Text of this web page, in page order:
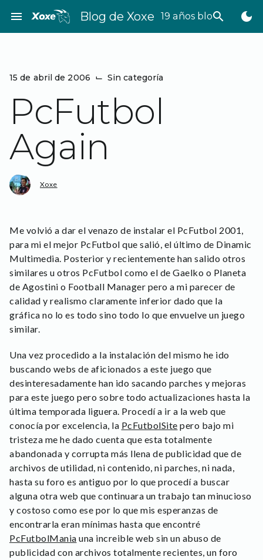
contenido
menu Blog de Xoxe 19 años bloggeando
search dark_mode
15 de abril de 2006 ⌙ Sin categoría
PcFutbol
Again
Xoxe
Me volvió a dar el venazo de instalar el PcFutbol 2001,
para mi el mejor PcFutbol que salió, el último de Dinamic
Multimedia. Posterior y recientemente han salido otros
similares u otros PcFutbol como el de Gaelko o Planeta
de Agostini o Football Manager pero a mi parecer de
calidad y realismo claramente inferior dado que la
gráfica no lo es todo sino todo lo que envuelve un juego
similar.
Una vez procedido a la instalación del mismo he ido
buscando webs de aficionados a este juego que
desinteresadamente han ido sacando parches y mejoras
para este juego pero sobre todo actualizaciones hasta la
última temporada liguera. Procedí a ir a la web que
conocía por excelencia, la PcFutbolSite pero bajo mi
tristeza me he dado cuenta que esta totalmente
abandonada y corrupta más llena de publicidad que de
archivos de utilidad, ni contenido, ni parches, ni nada,
hasta su foro es antiguo por lo que procedí a buscar
alguna otra web que continuara un trabajo tan minucioso
y costoso como ese por lo que mis esperanzas de
encontrarla eran mínimas hasta que encontré
PcFutbolMania una increible web sin un abuso de
publicidad con archivos totalmente recientes, un foro